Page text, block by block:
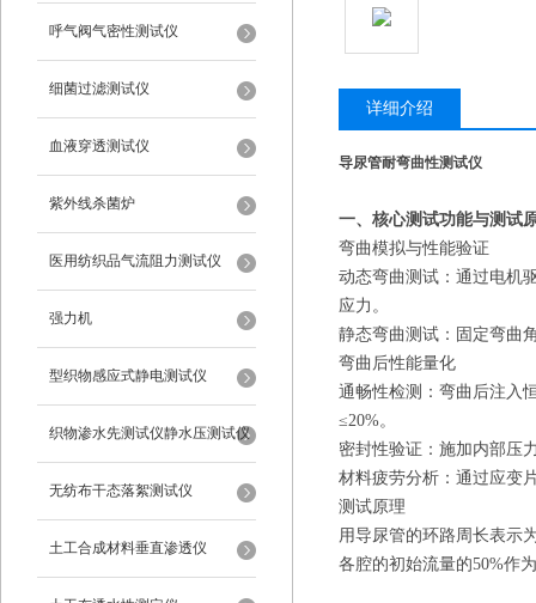
呼气阀气密性测试仪
细菌过滤测试仪
血液穿透测试仪
紫外线杀菌炉
医用纺织品气流阻力测试仪
强力机
型织物感应式静电测试仪
织物渗水先测试仪静水压测试仪
无纺布干态落絮测试仪
土工合成材料垂直渗透仪
详细介绍
导尿管耐弯曲性测试仪
一、核心测试功能与测试
‌弯曲模拟与性能验证‌
动态弯曲测试‌：通过电机
应力。
静态弯曲测试‌：固定弯曲
‌弯曲后性能量化‌
通畅性检测‌：弯曲后注入
≤20%。
密封性验证‌：施加内部压
材料疲劳分析‌：通过应变
测试原理
用导尿管的环路周长表示
各腔的初始流量的50%作